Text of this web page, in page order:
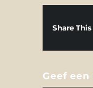
Share
Geef